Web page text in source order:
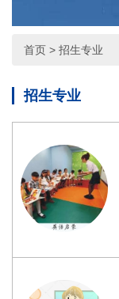
首页 > 招生专业
招生专业